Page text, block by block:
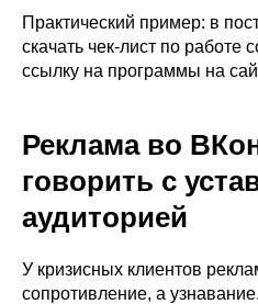
Практический пример: в
скачать чек-лист по работе
ссылку на программы на
Реклама во
говорить с
аудиторией
У кризисных клиентов
сопротивление, а